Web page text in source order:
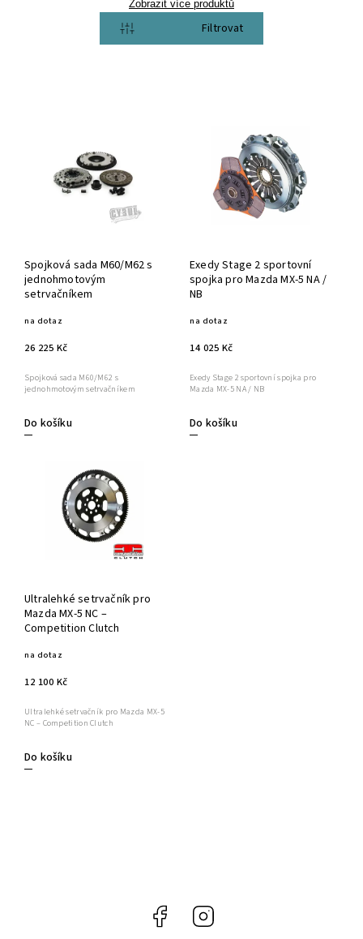
Zobrazit více produktů
Otevřít filtr
Spojková sada M60/M62 s
jednohmotovým
setrvačníkem
na dotaz
26 225 Kč
Do košíku
Spojková sada M60/M62 s
jednohmotovým setrvačníkem
Exedy Stage 2 sportovní
spojka pro Mazda MX‑5 NA /
NB
na dotaz
14 025 Kč
Do košíku
Exedy Stage 2 sportovní spojka pro
Mazda MX‑5 NA / NB
Ultralehké setrvačník pro
Mazda MX‑5 NC –
Competition Clutch
na dotaz
12 100 Kč
Do košíku
Ultralehké setrvačník pro Mazda MX‑5
NC – Competition Clutch
Facebook